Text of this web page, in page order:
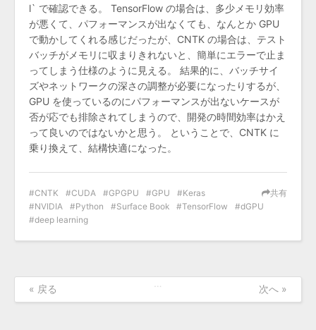
l` で確認できる。 TensorFlow の場合は、多少メモリ効率
が悪くて、パフォーマンスが出なくても、なんとか GPU
で動かしてくれる感じだったが、CNTK の場合は、テスト
バッチがメモリに収まりきれないと、簡単にエラーで止ま
ってしまう仕様のように見える。 結果的に、バッチサイ
ズやネットワークの深さの調整が必要になったりするが、
GPU を使っているのにパフォーマンスが出ないケースが
否が応でも排除されてしまうので、開発の時間効率はかえ
って良いのではないかと思う。 ということで、CNTK に
乗り換えて、結構快適になった。
共有
CNTK CUDA GPGPU GPU
Keras
NVIDIA
Python Surface Book TensorFlow
dGPU
deep learning
« 戻る 次へ »